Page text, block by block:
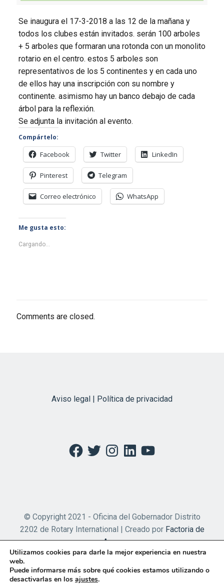
Se inaugura el 17-3-2018 a las 12 de la mañana y
todos los clubes están invitados. serán 100 arboles
+ 5 arboles que formaran una rotonda con un monolito
rotario en el centro. estos 5 arboles son
representativos de los 5 continentes y en cada uno
de ellos hay una inscripción con su nombre y
continente. asimismo hay un banco debajo de cada
árbol para la reflexión.
Se adjunta la invitación al evento.
Compártelo:
Facebook Twitter LinkedIn
Pinterest Telegram
Correo electrónico WhatsApp
Me gusta esto:
Cargando...
Comments are closed.
Aviso legal | Política de privacidad
Facebook
TwitterInstagramLinkedInYouTube
© Copyright 2021 - Oficina del Gobernador Distrito
2202 de Rotary International | Creado por Factoria de
Apps
Utilizamos cookies para darle la mejor experiencia en nuestra
web.
Puede informarse más sobre qué cookies estamos utilizando o
desactivarlas en los ajustes.